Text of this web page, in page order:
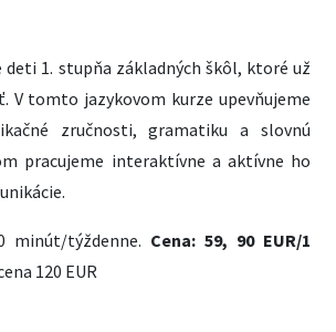
deti 1. stupňa základných škôl, ktoré už
V tomto jazykovom kurze upevňujeme
zručnosti, gramatiku a slovnú
pracujeme interaktívne a aktívne ho
minút/týždenne. Cena: 59, 90 EUR/1
120 EUR